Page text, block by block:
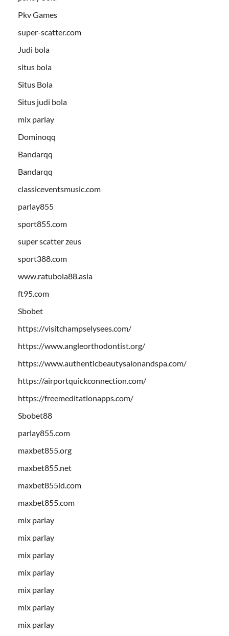
Pkv Games
super-scatter.com
Judi bola
situs bola
Situs Bola
Situs judi bola
mix parlay
Dominoqq
Bandarqq
Bandarqq
classiceventsmusic.com
parlay855
sport855.com
super scatter zeus
sport388.com
www.ratubola88.asia
ft95.com
Sbobet
https://visitchampselysees.com/
https://www.angleorthodontist.org/
https://www.authenticbeautysalonandspa.com/
https://airportquickconnection.com/
https://freemeditationapps.com/
Sbobet88
parlay855.com
maxbet855.org
maxbet855.net
maxbet855id.com
maxbet855.com
mix parlay
mix parlay
mix parlay
mix parlay
mix parlay
mix parlay
mix parlay